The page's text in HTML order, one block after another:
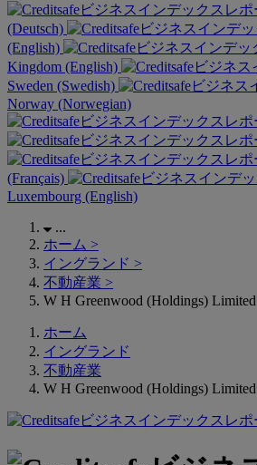
(Deutsch)
(English)
Kingdom (English)
Sweden (Swedish)
Norway (Norwegian)
(Français)
Luxembourg (English)
...
ホーム >
イングランド >
不動産業 >
W H Greenwood (Holdings) Limited
ホーム
イングランド
不動産業
W H Greenwood (Holdings) Limited